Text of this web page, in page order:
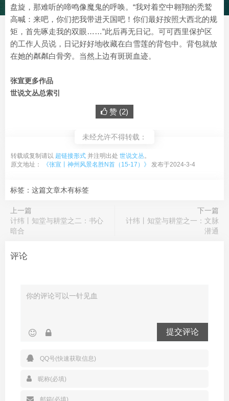
盘旋，那难听的啼鸣像魔鬼的呼唤。“我对着空中翱翔的秃鹫
高喊：来吧，你们把我带进天国吧！你们最好按照大西北的规
矩，首先啄走我的双眼……”此后再无日记。可可西里保护区
的工作人员说，日记好好地收藏在白雪莲的背包中。背包就放
在她的粼粼白骨旁。当然上边有斑斑血迹。
张宣更多作品
世说文丛总索引
赞 (2)
未经允许不得转载：
转载或复制请以 超链接形式 并注明出处 世说文丛。
原文地址：
《张宣丨神州风景名胜N首（15-17）》 发布于2024-3-4
标签：这篇文章木有标签
上一篇
计纬丨知堂与耕堂之二：书心
暗合
下一篇
计纬丨知堂与耕堂之一：文脉
潜通
评论
提交评论